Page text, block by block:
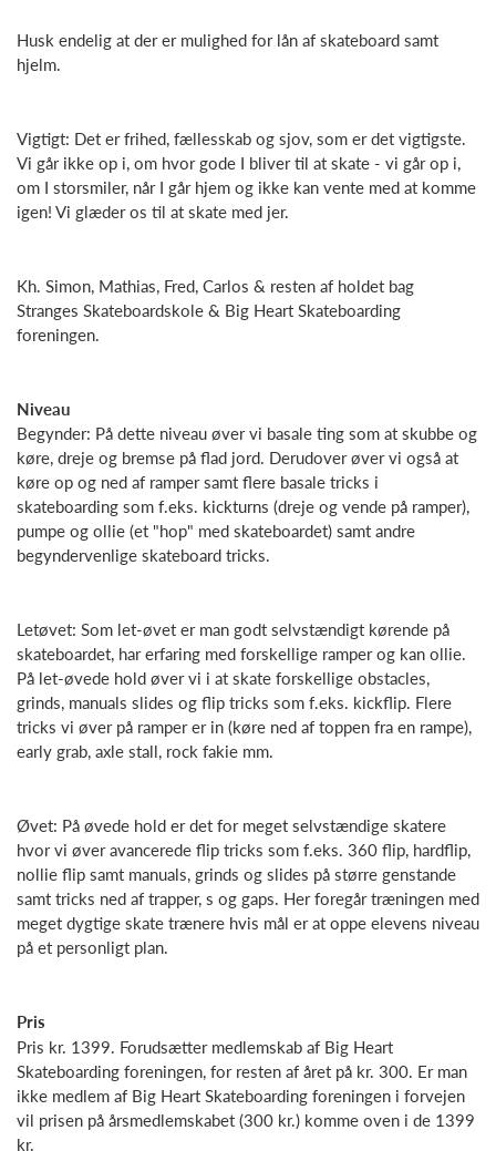
Husk endelig at der er mulighed for lån af skateboard samt
hjelm.
Vigtigt: Det er frihed, fællesskab og sjov, som er det vigtigste.
Vi går ikke op i, om hvor gode I bliver til at skate - vi går op i,
om I storsmiler, når I går hjem og ikke kan vente med at komme
igen! Vi glæder os til at skate med jer.
Kh. Simon, Mathias, Fred, Carlos & resten af holdet bag
Stranges Skateboardskole & Big Heart Skateboarding
foreningen.
Niveau
Begynder: På dette niveau øver vi basale ting som at skubbe og
køre, dreje og bremse på flad jord. Derudover øver vi også at
køre op og ned af ramper samt flere basale tricks i
skateboarding som f.eks. kickturns (dreje og vende på ramper),
pumpe og ollie (et "hop" med skateboardet) samt andre
begyndervenlige skateboard tricks.
Letøvet: Som let-øvet er man godt selvstændigt kørende på
skateboardet, har erfaring med forskellige ramper og kan ollie.
På let-øvede hold øver vi i at skate forskellige obstacles,
grinds, manuals slides og flip tricks som f.eks. kickflip. Flere
tricks vi øver på ramper er in (køre ned af toppen fra en rampe),
early grab, axle stall, rock fakie mm.
Øvet: På øvede hold er det for meget selvstændige skatere
hvor vi øver avancerede flip tricks som f.eks. 360 flip, hardflip,
nollie flip samt manuals, grinds og slides på større genstande
samt tricks ned af trapper, s og gaps. Her foregår træningen med
meget dygtige skate trænere hvis mål er at oppe elevens niveau
på et personligt plan.
Pris
Pris kr. 1399. Forudsætter medlemskab af Big Heart
Skateboarding foreningen, for resten af året på kr. 300. Er man
ikke medlem af Big Heart Skateboarding foreningen i forvejen
vil prisen på årsmedlemskabet (300 kr.) komme oven i de 1399
kr.